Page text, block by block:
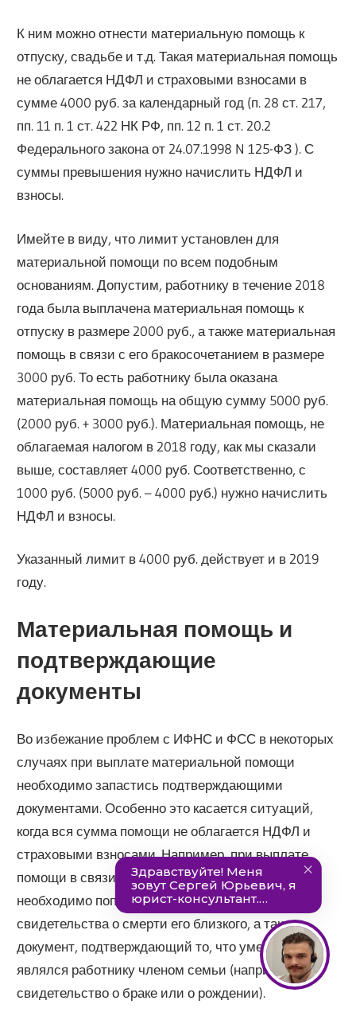
К ним можно отнести материальную помощь к
отпуску, свадьбе и т.д. Такая материальная помощь
не облагается НДФЛ и страховыми взносами в
сумме 4000 руб. за календарный год (п. 28 ст. 217,
пп. 11 п. 1 ст. 422 НК РФ, пп. 12 п. 1 ст. 20.2
Федерального закона от 24.07.1998 N 125-ФЗ ). С
суммы превышения нужно начислить НДФЛ и
взносы.
Имейте в виду, что лимит установлен для
материальной помощи по всем подобным
основаниям. Допустим, работнику в течение 2018
года была выплачена материальная помощь к
отпуску в размере 2000 руб., а также материальная
помощь в связи с его бракосочетанием в размере
3000 руб. То есть работнику была оказана
материальная помощь на общую сумму 5000 руб.
(2000 руб. + 3000 руб.). Материальная помощь, не
облагаемая налогом в 2018 году, как мы сказали
выше, составляет 4000 руб. Соответственно, с
1000 руб. (5000 руб. – 4000 руб.) нужно начислить
НДФЛ и взносы.
Указанный лимит в 4000 руб. действует и в 2019
году.
Материальная помощь и
подтверждающие
документы
Во избежание проблем с ИФНС и ФСС в некоторых
случаях при выплате материальной помощи
необходимо запастись подтверждающими
документами. Особенно это касается ситуаций,
когда вся сумма помощи не облагается НДФЛ и
страховыми взносами. Например, при выплате
помощи в связи со смертью члена семьи
необходимо попросить у работника копию
свидетельства о смерти его близкого, а также
документ, подтверждающий то, что умерший
являлся работнику членом семьи (например,
свидетельство о браке или о рождении).